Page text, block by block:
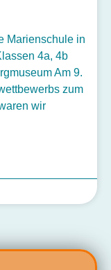
Marienschule in
4a, 4b
Am 9.
zum
wir